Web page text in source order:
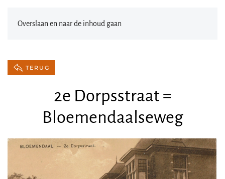
Overslaan en naar de inhoud gaan
TERUG
2e Dorpsstraat =
Bloemendaalseweg